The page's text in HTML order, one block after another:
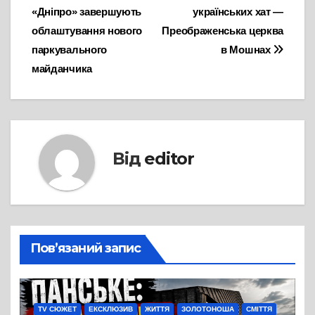
записів
українських хат —
Преображенська церква
в Мошнах
«Дніпро» завершують
облаштування нового
паркувального
майданчика
Від editor
Пов’язаний запис
TV СЮЖЕТ ЕКСКЛЮЗИВ ЖИТТЯ ЗОЛОТОНОША СМІТТЯ